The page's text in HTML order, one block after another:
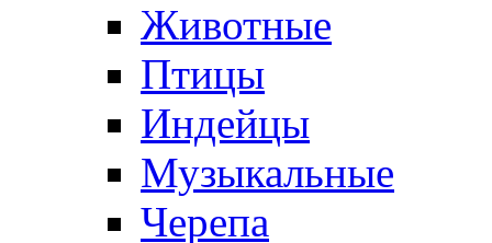
Животные
Птицы
Индейцы
Музыкальные
Черепа